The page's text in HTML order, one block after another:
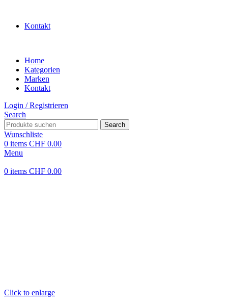
Kontakt
Home
Kategorien
Marken
Kontakt
Login / Registrieren
Search
Search
Wunschliste
0 items CHF 0.00
Menu
0 items CHF 0.00
Click to enlarge